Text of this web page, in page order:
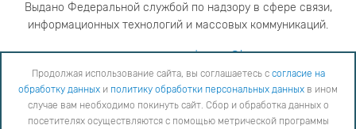
Выдано Федеральной службой по надзору в сфере связи,
информационных технологий и массовых коммуникаций.
адрес редакцииya.stogova@ksc.ru
телефон редакции81555-79-516
Продолжая использование сайта, вы соглашаетесь с согласие на обработку данных
обработки персональных данных
в ином случае вам необходимо покинуть сайт. Сбор и обработка
данных о посетителях осуществляются с помощью метрической программы "Яндекс Метрика".
Продолжая использование сайта, вы соглашаетесь с согласие на
обработку данных и политику обработки персональных данных в ином
случае вам необходимо покинуть сайт. Сбор и обработка данных о
посетителях осуществляются с помощью метрической программы